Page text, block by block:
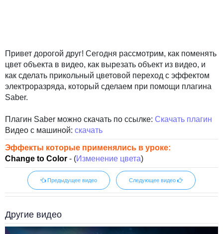
Привет дорогой друг! Сегодня рассмотрим, как поменять
цвет объекта в видео, как вырезать объект из видео, и
как сделать прикольный цветовой переход с эффектом
электроразряда, который сделаем при помощи плагина
Saber.
Плагин Saber можно скачать по ссылке: Скачать плагин
Видео с машиной: скачать
Эффекты которые применялись в уроке:
Change to Color - (Изменение цвета)
Предыдущее видео Следующее видео
Другие видео